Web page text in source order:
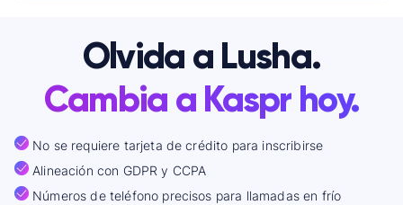
Olvida a Lusha.
Cambia a Kaspr hoy.
No se requiere tarjeta de crédito para inscribirse
Alineación con GDPR y CCPA
Números de teléfono precisos para llamadas en frío